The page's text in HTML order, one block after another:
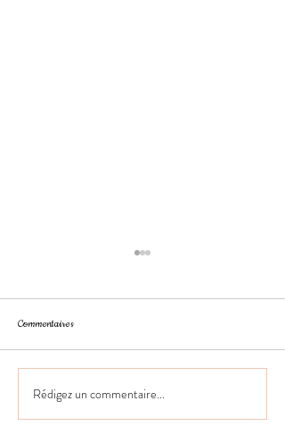
Citation du jour
Commentaires
Rédigez un commentaire...